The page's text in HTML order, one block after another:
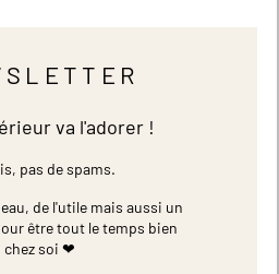
va l'adorer !
pas de spams.
de l'utile mais aussi un
être tout le temps bien
chez soi ❤